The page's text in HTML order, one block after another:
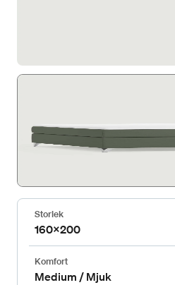
Storlek
160x200
Komfort
Medium / Mjuk